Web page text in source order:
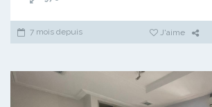
7 mois depuis J'aime